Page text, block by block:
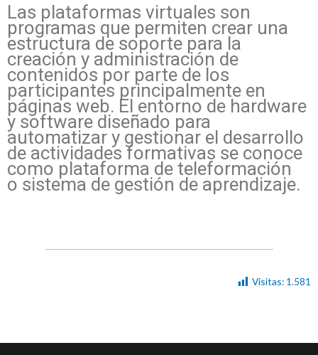
Las plataformas virtuales son
programas que permiten crear una
estructura de soporte para la
creación y administración de
contenidos por parte de los
participantes principalmente en
páginas web. El entorno de hardware
y software diseñado para
automatizar y gestionar el desarrollo
de actividades formativas se conoce
como plataforma de teleformación
o sistema de gestión de aprendizaje.
Visitas: 1.581